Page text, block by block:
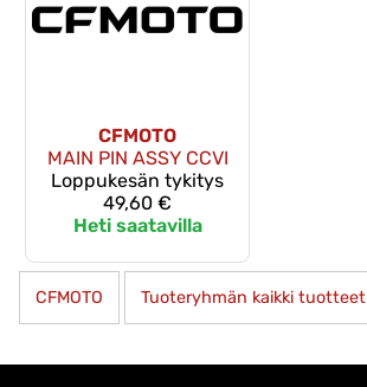
CFMOTO
MAIN PIN ASSY CCVI
Loppukesän tykitys
49,60 €
Heti saatavilla
CFMOTO Tuoteryhmän kaikki tuotteet